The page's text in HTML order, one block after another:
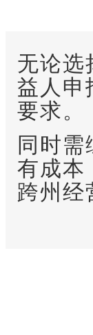
无论选
益人申
要求。
同时
有成本
跨州经